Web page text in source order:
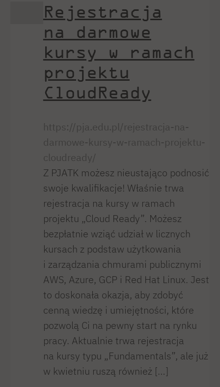
Rejestracja
na darmowe
kursy w ramach
projektu
CloudReady
https://pja.edu.pl/rejestracja-na-
darmowe-kursy-w-ramach-projektu-
cloudready/
Z PJATK możesz nieustająco podnosić
swoje kwalifikacje! Właśnie trwa
rejestracja na kursy w ramach
projektu „Cloud Ready”. Możesz
bezpłatnie wziąć udział w licznych
kursach z podstaw użytkowania
i zarządzania chmurami publicznymi
AWS, Azure, GCP i Red Hat Linux. Jest
to doskonała okazja, aby zdobyć
cenną wiedzę i umiejętności, które
pozwolą Ci na pewny start na rynku
pracy. Aktualnie trwa rejestracja
na kursy typu „Fundamentals”, ale już
w kwietniu ruszą również […]